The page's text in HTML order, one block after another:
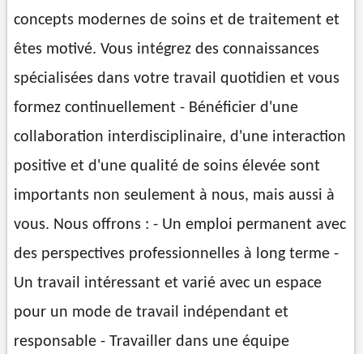
concepts modernes de soins et de traitement et
êtes motivé. Vous intégrez des connaissances
spécialisées dans votre travail quotidien et vous
formez continuellement - Bénéficier d'une
collaboration interdisciplinaire, d'une interaction
positive et d'une qualité de soins élevée sont
importants non seulement à nous, mais aussi à
vous. Nous offrons : - Un emploi permanent avec
des perspectives professionnelles à long terme -
Un travail intéressant et varié avec un espace
pour un mode de travail indépendant et
responsable - Travailler dans une équipe